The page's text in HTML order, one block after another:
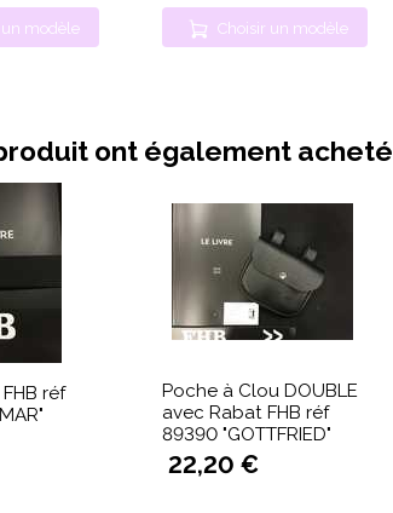
un modèle Choisir un modèle
ont également acheté
réf
Poche à Clou DOUBLE
avec Rabat FHB réf
89390 "GOTTFRIED"
22,20 €